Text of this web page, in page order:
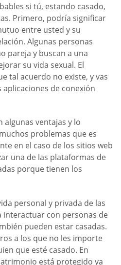
si tú, estando casado,
Primero, podría significar
entre usted y su
Algunas personas
pareja y buscan a una
su vida sexual. El
tal acuerdo no existe, y vas
de conexión
algunas ventajas y lo
problemas que es
en el caso de los sitios web
una de las plataformas de
porque tienen los
personal y privada de las
interactuar con personas de
pueden estar casadas.
a los que no les importe
que esté casado. En
está protegido ya